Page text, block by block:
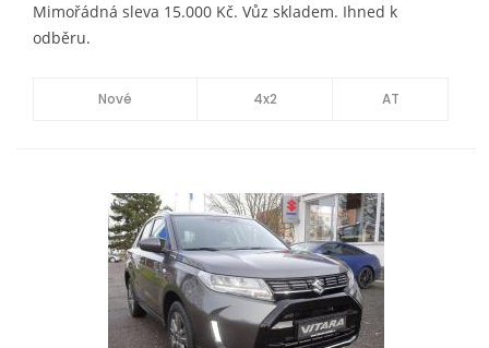
Mimořádná sleva 15.000 Kč. Vůz skladem. Ihned k
odběru.
Nové 4x2 AT